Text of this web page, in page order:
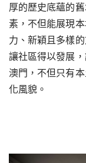
厚的歷史底蘊的
素，不但能展現
力、新穎且多樣
讓社區得以發展
澳門，不但只有
化風貌。